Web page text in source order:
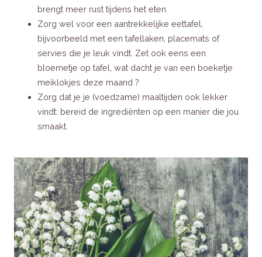
brengt meer rust tijdens het eten.
Zorg wel voor een aantrekkelijke eettafel,
bijvoorbeeld met een tafellaken, placemats of
servies die je leuk vindt. Zet ook eens een
bloemetje op tafel, wat dacht je van een boeketje
meiklokjes deze maand ?
Zorg dat je je (voedzame) maaltijden ook lekker
vindt: bereid de ingrediënten op een manier die jou
smaakt.